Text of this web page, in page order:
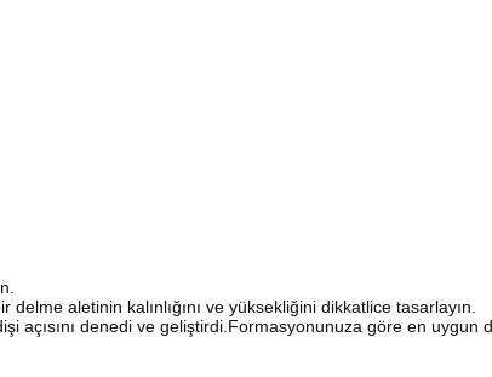
aletinin kalınlığını ve yüksekliğini dikkatlice tasarlayın.
açısını denedi ve geliştirdi.Formasyonunuza göre en uygun